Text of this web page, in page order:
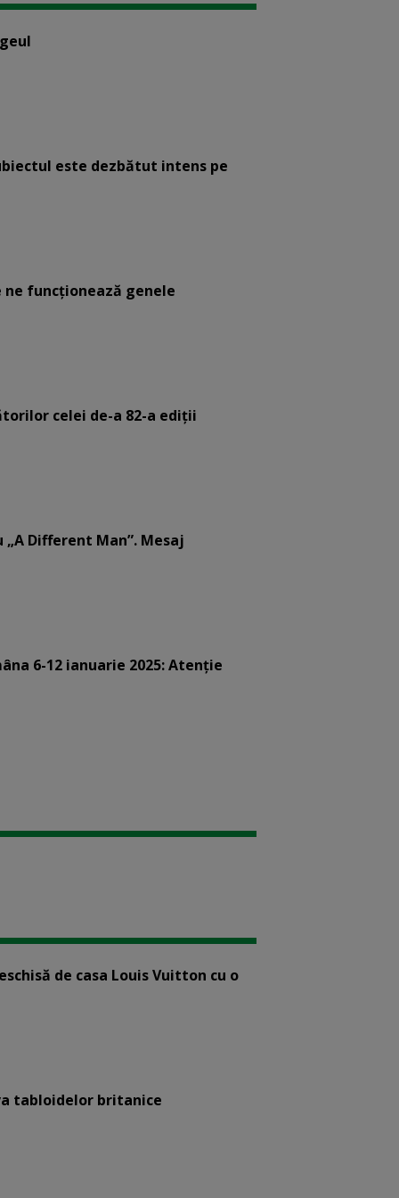
este dezbătut intens pe
ne funcţionează genele
celei de-a 82-a ediții
Different Man”. Mesaj
6-12 ianuarie 2025: Atenție
de casa Louis Vuitton cu o
tabloidelor britanice